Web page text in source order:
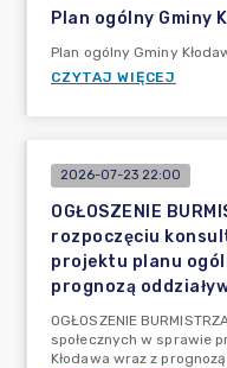
Plan ogólny Gminy
Plan ogólny Gminy
CZYTAJ WIĘCEJ
2026-07-23 22:00
OGŁOSZENIE
rozpoczęciu
projektu planu
prognozą
OGŁOSZENIE
społecznych w sprawie
Kłodawa wraz z